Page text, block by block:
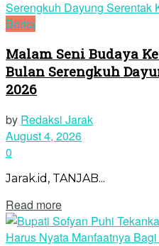
Berita
Malam Seni Budaya
Bulan Serengkuh
2026
by Redaksi Jarak
August 4, 2026
0
Jarak.id, TANJAB...
Read more